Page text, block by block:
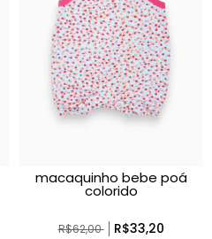
macaquinho bebe po
colorido
R$62,00 R$33,20